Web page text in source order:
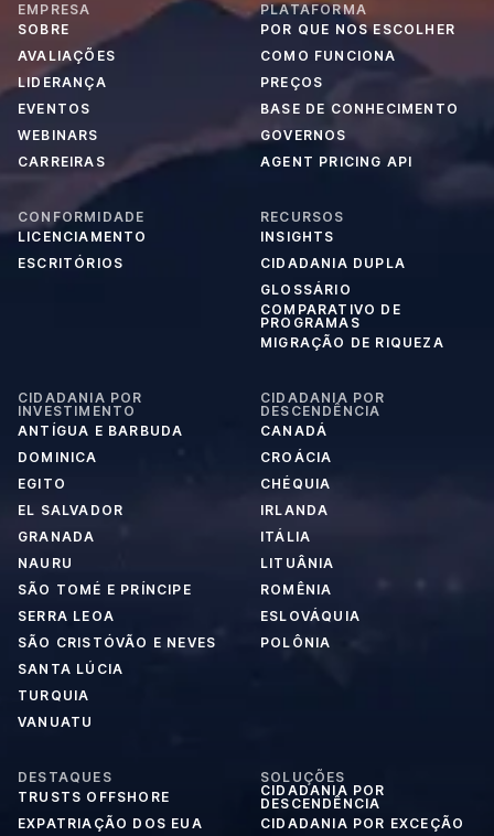
EMPRESA
SOBRE
AVALIAÇÕES
LIDERANÇA
EVENTOS
WEBINARS
CARREIRAS
PLATAFORMA
POR QUE NOS ESCOLHER
COMO FUNCIONA
PREÇOS
BASE DE CONHECIMENTO
GOVERNOS
AGENT PRICING API
CONFORMIDADE
LICENCIAMENTO
ESCRITÓRIOS
RECURSOS
INSIGHTS
CIDADANIA DUPLA
GLOSSÁRIO
COMPARATIVO DE
PROGRAMAS
MIGRAÇÃO DE RIQUEZA
CIDADANIA POR
INVESTIMENTO
ANTÍGUA E BARBUDA
DOMINICA
EGITO
EL SALVADOR
GRANADA
NAURU
SÃO TOMÉ E PRÍNCIPE
SERRA LEOA
SÃO CRISTÓVÃO E NEVES
SANTA LÚCIA
TURQUIA
VANUATU
CIDADANIA POR
DESCENDÊNCIA
CANADÁ
CROÁCIA
CHÉQUIA
IRLANDA
ITÁLIA
LITUÂNIA
ROMÊNIA
ESLOVÁQUIA
POLÔNIA
DESTAQUES
TRUSTS OFFSHORE
EXPATRIAÇÃO DOS EUA
SOLUÇÕES
CIDADANIA POR
DESCENDÊNCIA
CIDADANIA POR EXCEÇÃO